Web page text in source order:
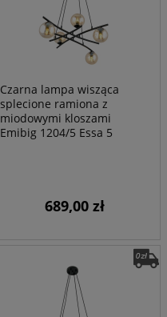
Czarna lampa wisząca
splecione ramiona z
miodowymi kloszami
Emibig 1204/5 Essa 5
689,00 zł